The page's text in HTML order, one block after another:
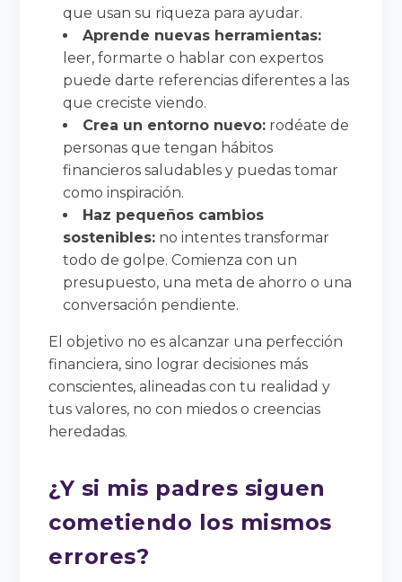
que usan su riqueza para ayudar.
Aprende nuevas herramientas:
leer, formarte o hablar con expertos
puede darte referencias diferentes a las
que creciste viendo.
Crea un entorno nuevo: rodéate de
personas que tengan hábitos
financieros saludables y puedas tomar
como inspiración.
Haz pequeños cambios
sostenibles: no intentes transformar
todo de golpe. Comienza con un
presupuesto, una meta de ahorro o una
conversación pendiente.
El objetivo no es alcanzar una perfección
financiera, sino lograr decisiones más
conscientes, alineadas con tu realidad y
tus valores, no con miedos o creencias
heredadas.
¿Y si mis padres siguen
cometiendo los mismos
errores?